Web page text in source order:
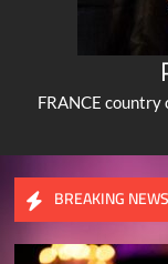
FRANCE country
BREAKING NEWS
contributor ..